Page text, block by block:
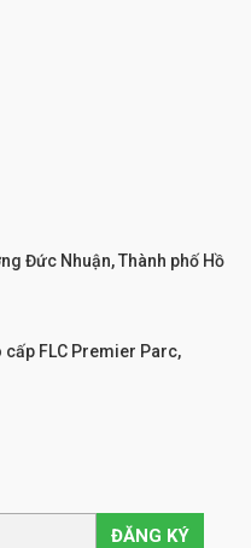
Đức Nhuận, Thành phố Hồ
cấp FLC Premier Parc,